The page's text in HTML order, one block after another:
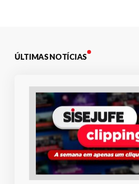
ÚLTIMAS NOTÍCIAS